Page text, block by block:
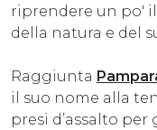
riprendere un po'
della natura e del
Raggiunta
il suo nome alla
presi d’assalto